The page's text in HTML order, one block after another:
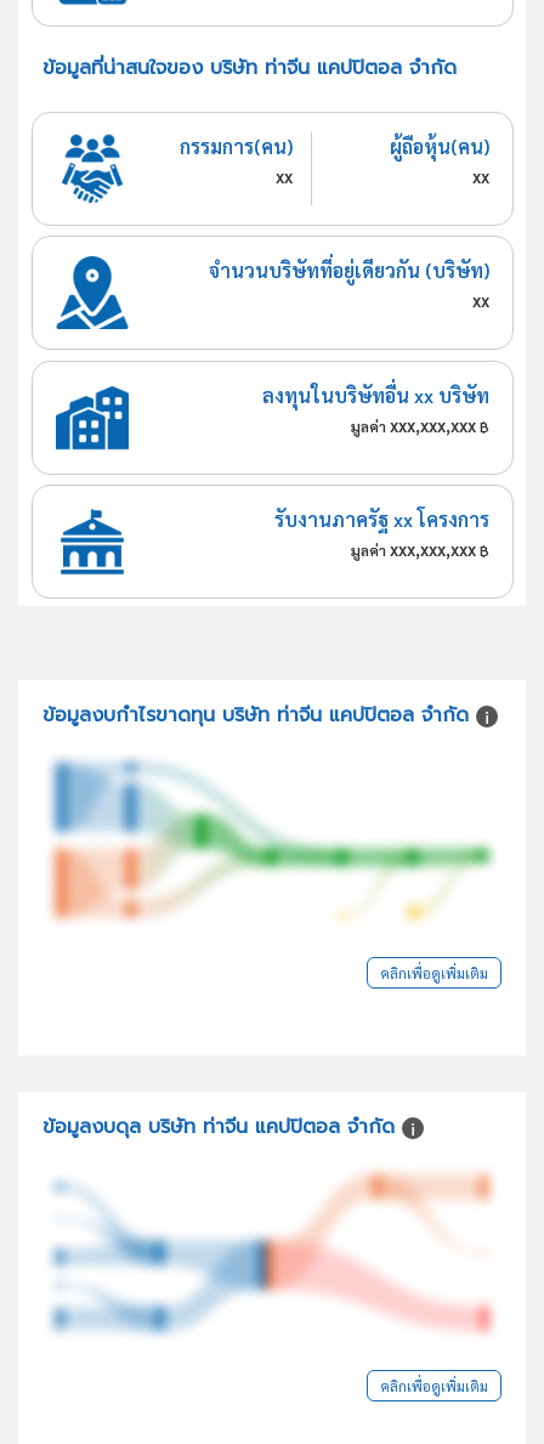
ข้อมูลที่น่าสนใจของ บริษัท ท่าจีน แคปปิตอล จำกัด
กรรมการ(คน)
xx
ผู้ถือหุ้น(คน)
xx
จำนวนบริษัทที่อยู่เดียวกัน (บริษัท)
xx
ลงทุนในบริษัทอื่น xx บริษัท
มูลค่า xxx,xxx,xxx ฿
รับงานภาครัฐ xx โครงการ
มูลค่า xxx,xxx,xxx ฿
ข้อมูลงบกำไรขาดทุน บริษัท ท่าจีน แคปปิตอล จำกัด
คลิกเพื่อดูเพิ่มเติม
ข้อมูลงบดุล บริษัท ท่าจีน แคปปิตอล จำกัด
คลิกเพื่อดูเพิ่มเติม